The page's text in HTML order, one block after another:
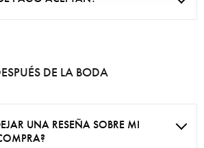
DE LA BODA
UNA RESEÑA SOBRE MI